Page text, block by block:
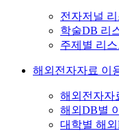
전자저널
학술DB 리
주제별 리스
해외전자자료 이
해외전자자
해외DB별
대학별 해